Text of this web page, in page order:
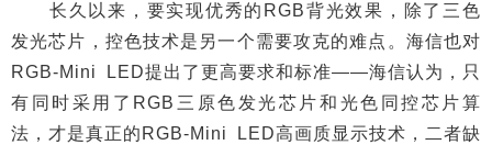
长久以来，要实现优秀的RGB背光效果，除了三色
发光芯片，控色技术是另一个需要攻克的难点。海信也对
RGB-Mini LED提出了更高要求和标准——海信认为，只
有同时采用了RGB三原色发光芯片和光色同控芯片算
法，才是真正的RGB-Mini LED高画质显示技术，二者缺